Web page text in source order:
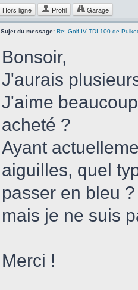
Hors ligne Profil Garage
Sujet du message: Re: Golf IV TDI 100 de
Bonsoir,
J'aurais
J'aime
acheté ?
Ayant
aiguilles, quel
passer en bleu
mais je ne suis
Merci !